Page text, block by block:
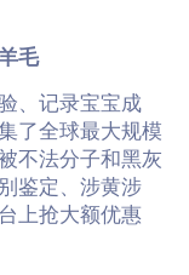
毛
、记录宝宝成
了全球最大规模
不法分子和黑灰
鉴定、涉黄涉
上抢大额优惠